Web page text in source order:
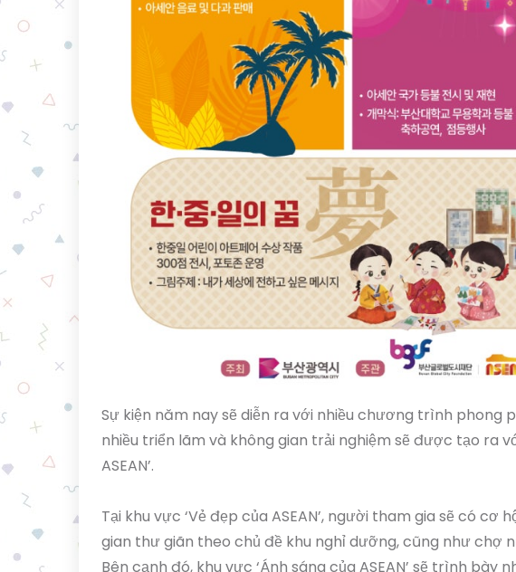
Sự kiện năm nay sẽ diễn ra với nhiều chương trình phong
nhiều triển lãm và không gian trải nghiệm sẽ được tạo ra
ASEAN’.
Tại khu vực ‘Vẻ đẹp của ASEAN’, người tham gia sẽ có
gian thư giãn theo chủ đề khu nghỉ dưỡng, cũng như chợ
Bên cạnh đó, khu vực ‘Ánh sáng của ASEAN’ sẽ trình